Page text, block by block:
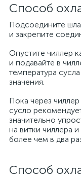
Способ
Подсоедините
и закрепите
Опустите чиллер
и подавайте в
температура
значения.
Пока через
сусло
значительно
на витки чиллера
более чем в два
Способ